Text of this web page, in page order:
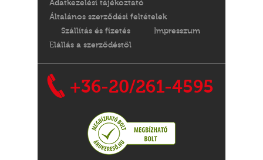
Adatkezelési tájékoztató
Általános szerződési feltételek
Szállítás és fizetés
Impresszum
Elállás a szerződéstől
+36-20/261-4595